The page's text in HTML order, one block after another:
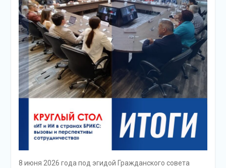
8 июня 2026 года под эгидой Гражданского совета